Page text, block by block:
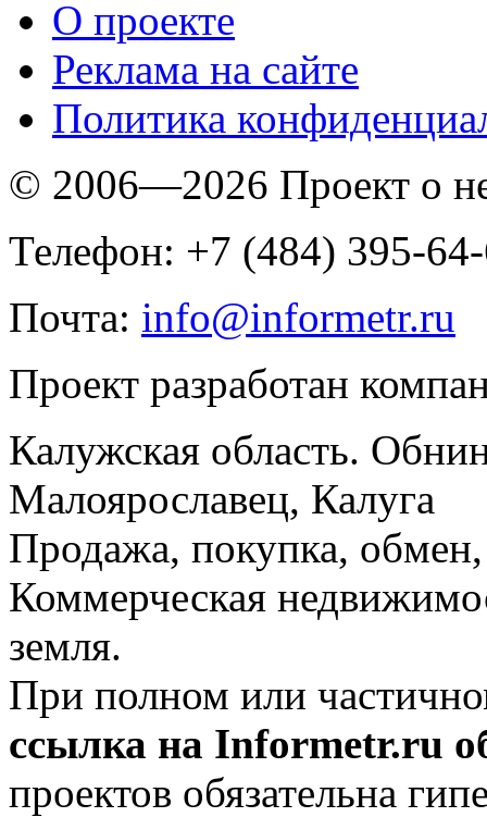
O проекте
Реклама на сайте
Политика
© 2006—2026 Проект о
Телефон: +7 (484) 395-
Почта: info@informetr.ru
Проект разработан
Калужская область.
Малоярославец, Калуга
Продажа, покупка, обмен,
Коммерческая
земля.
При полном или
ссылка на Informetr.ru
проектов обязательна